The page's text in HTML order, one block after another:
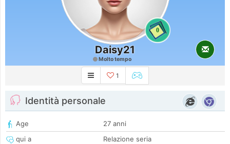
0
Daisy21
Molto tempo
1
Identità personale
Age
27 anni
qui a
Relazione seria